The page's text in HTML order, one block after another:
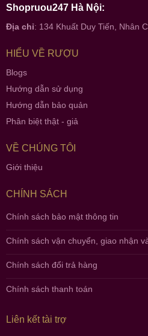
Shopruou247 Hà Nội:
Địa chỉ: 134 Khuất Duy Tiến, Nhân
HIỂU VỀ RƯỢU
Blogs
Hướng dẫn sử dụng
Hướng dẫn bảo quản
Phân biệt thật - giả
VỀ CHÚNG TÔI
Giới thiệu
CHÍNH SÁCH
Chính sách bảo mật thông tin
Chính sách vận chuyển, giao nhận
Chính sách đổi trả hàng
Chính sách thanh toán
Liên kết tài trợ